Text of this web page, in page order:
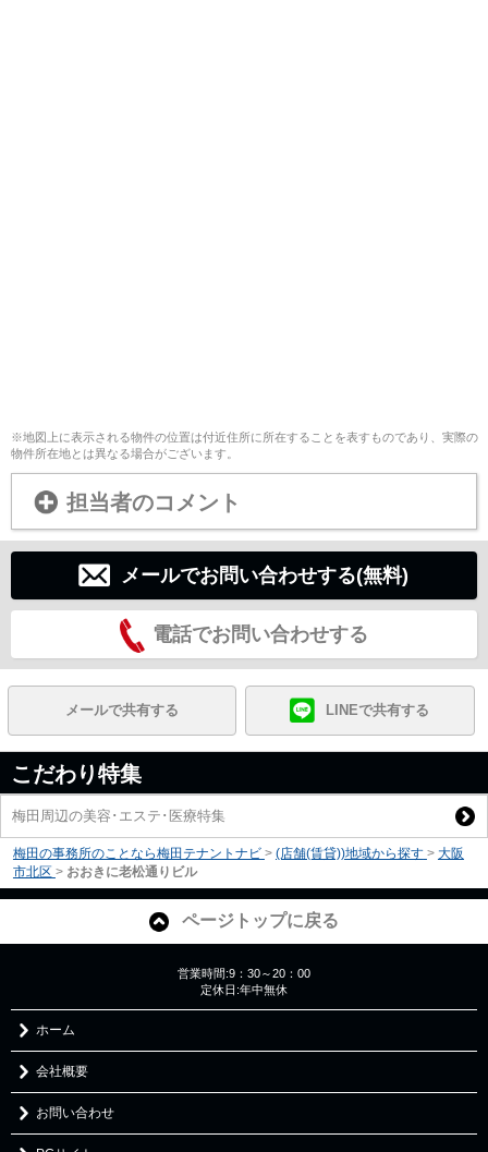
※地図上に表示される物件の位置は付近住所に所在することを表すものであり、実際の
物件所在地とは異なる場合がございます。
担当者のコメント
メールでお問い合わせする(無料)
電話でお問い合わせする
メールで共有する LINEで共有する
こだわり特集
梅田周辺の美容･エステ･医療特集
梅田の事務所のことなら梅田テナントナビ > (店舗(賃貸))地域から探す > 大阪
市北区 > おおきに老松通りビル
ページトップに戻る
営業時間:9：30～20：00
定休日:年中無休
ホーム
会社概要
お問い合わせ